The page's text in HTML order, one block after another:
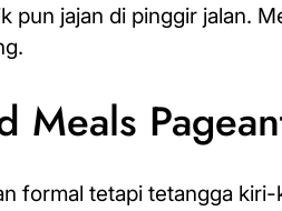
pun jajan di pinggir jalan.
Meals
formal tetapi tetangga